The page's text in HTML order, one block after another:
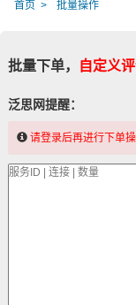
首页 批量操作
批量下单， 自定义
泛思网提醒：
请登录后再进行下单操